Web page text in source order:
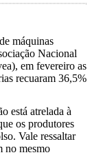
máquinas
Nacional
em fevereiro as
recuaram 36,5%
está atrelada à
os produtores
Vale ressaltar
no mesmo